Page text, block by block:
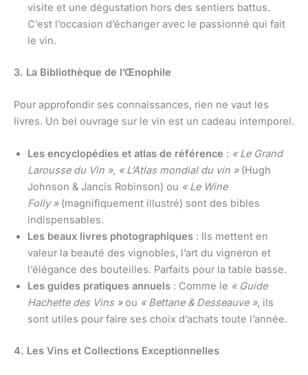
visite et une dégustation hors des sentiers battus.
C’est l’occasion d’échanger avec le passionné qui fait
le vin.
3. La Bibliothèque de l’Œnophile
Pour approfondir ses connaissances, rien ne vaut les
livres. Un bel ouvrage sur le vin est un cadeau intemporel.
Les encyclopédies et atlas de référence : « Le Grand
Larousse du Vin », « L’Atlas mondial du vin »(Hugh
Johnson & Jancis Robinson) ou « Le Wine
Folly »(magnifiquement illustré) sont des bibles
indispensables.
Les beaux livres photographiques : Ils mettent en
valeur la beauté des vignobles, l’art du vigneron et
l’élégance des bouteilles. Parfaits pour la table basse.
Les guides pratiques annuels : Comme le « Guide
Hachette des Vins »ou « Bettane & Desseauve », ils
sont utiles pour faire ses choix d’achats toute l’année.
4. Les Vins et Collections Exceptionnelles